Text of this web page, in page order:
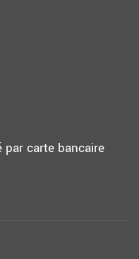
par carte bancaire